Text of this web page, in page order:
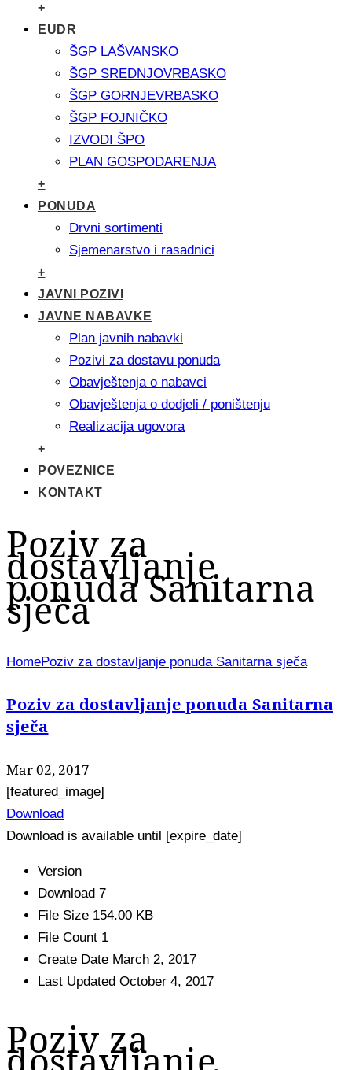
+
EUDR
ŠGP LAŠVANSKO
ŠGP SREDNJOVRBASKO
ŠGP GORNJEVRBASKO
ŠGP FOJNIČKO
IZVODI ŠPO
PLAN GOSPODARENJA
+
PONUDA
Drvni sortimenti
Sjemenarstvo i rasadnici
+
JAVNI POZIVI
JAVNE NABAVKE
Plan javnih nabavki
Pozivi za dostavu ponuda
Obavještenja o nabavci
Obavještenja o dodjeli / poništenju
Realizacija ugovora
+
POVEZNICE
KONTAKT
Poziv za
dostavljanje
ponuda Sanitarna
sječa
HomePoziv za dostavljanje ponuda Sanitarna sječa
Poziv za dostavljanje ponuda Sanitarna
sječa
Mar 02, 2017
[featured_image]
Download
Download is available until [expire_date]
Version
Download 7
File Size 154.00 KB
File Count 1
Create Date March 2, 2017
Last Updated October 4, 2017
Poziv za